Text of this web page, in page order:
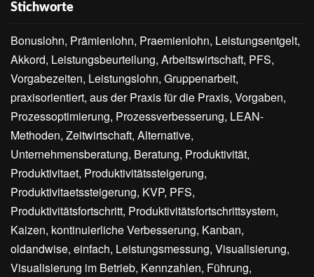
Stichworte
Bonuslohn, Prämienlohn, Praemienlohn, Leistungsentgelt,
Akkord, Leistungsbeurteilung, Arbeitswirtschaft, PFS,
Vorgabezeiten, Leistungslohn, Gruppenarbeit,
praxisorientiert, aus der Praxis für die Praxis, Vorgaben,
Prozessoptimierung, Prozessverbesserung, LEAN-
Methoden, Zeitwirtschaft, Alternative,
Unternehmensberatung, Beratung, Produktivität,
Produktivitaet, Produktivitätssteigerung,
Produktivitaetssteigerung, KVP, PFS,
Produktivitätsfortschritt, Produktivitätsfortschrittsystem,
Kaizen, kontinuierliche Verbesserung, Kanban,
oldandwise, einfach, Leistungsmessung, Visualisierung,
Visualisierung im Betrieb, Kennzahlen, Führung,